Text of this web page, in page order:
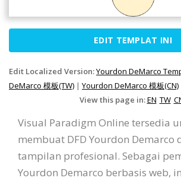
EDIT TEMPLAT INI
Edit Localized Version:Yourdon DeMarco
DeMarco 模板(TW) | Yourdon DeMarco 模板(CN)
View this page in:EN TW
Visual Paradigm Online tersedia
membuat DFD Yourdon Demarco
tampilan profesional. Sebagai
Yourdon Demarco berbasis web,